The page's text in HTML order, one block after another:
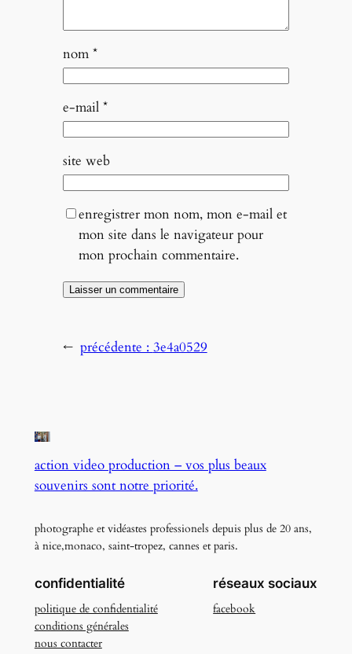
nom *
e-mail *
site web
enregistrer mon nom, mon e-mail et
mon site dans le navigateur pour
mon prochain commentaire.
← précédente : 3e4a0529
action video production – vos plus beaux
souvenirs sont notre priorité.
photographe et vidéastes professionels depuis plus de 20 ans,
à nice,monaco, saint-tropez, cannes et paris.
confidentialité
politique de confidentialité
conditions générales
nous contacter
réseaux sociaux
facebook